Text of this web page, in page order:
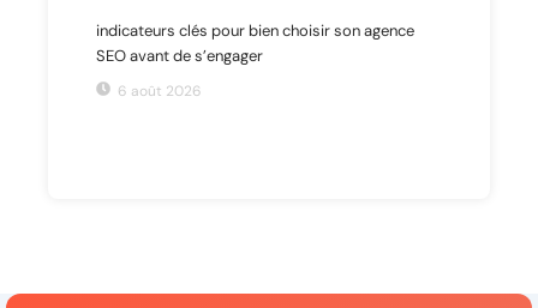
indicateurs clés pour bien choisir son agence
SEO avant de s’engager
6 août 2026